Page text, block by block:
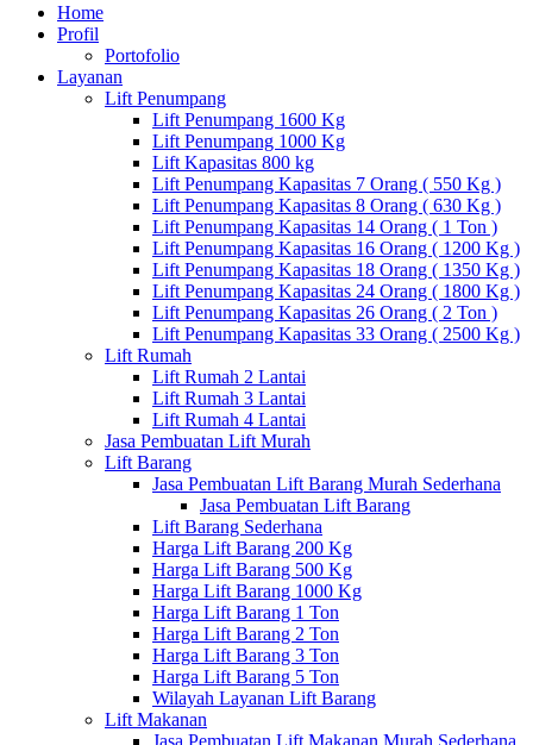
Home
Profil
Portofolio
Layanan
Lift Penumpang
Lift Penumpang 1600 Kg
Lift Penumpang 1000 Kg
Lift Kapasitas 800 kg
Lift Penumpang Kapasitas 7 Orang ( 550 Kg )
Lift Penumpang Kapasitas 8 Orang ( 630 Kg )
Lift Penumpang Kapasitas 14 Orang ( 1 Ton )
Lift Penumpang Kapasitas 16 Orang ( 1200 Kg )
Lift Penumpang Kapasitas 18 Orang ( 1350 Kg )
Lift Penumpang Kapasitas 24 Orang ( 1800 Kg )
Lift Penumpang Kapasitas 26 Orang ( 2 Ton )
Lift Penumpang Kapasitas 33 Orang ( 2500 Kg )
Lift Rumah
Lift Rumah 2 Lantai
Lift Rumah 3 Lantai
Lift Rumah 4 Lantai
Jasa Pembuatan Lift Murah
Lift Barang
Jasa Pembuatan Lift Barang Murah Sederhana
Jasa Pembuatan Lift Barang
Lift Barang Sederhana
Harga Lift Barang 200 Kg
Harga Lift Barang 500 Kg
Harga Lift Barang 1000 Kg
Harga Lift Barang 1 Ton
Harga Lift Barang 2 Ton
Harga Lift Barang 3 Ton
Harga Lift Barang 5 Ton
Wilayah Layanan Lift Barang
Lift Makanan
Jasa Pembuatan Lift Makanan Murah Sederhana